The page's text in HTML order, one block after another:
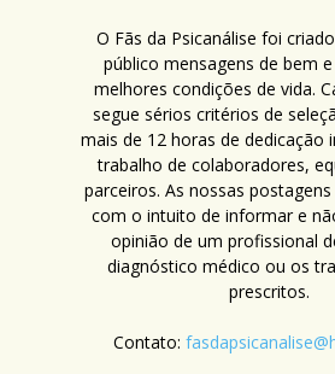
O Fãs da Psicanálise foi
público mensagens de bem
melhores condições de vida.
segue sérios critérios de
mais de 12 horas de dedicação
trabalho de colaboradores,
parceiros. As nossas
com o intuito de informar e
opinião de um profissional
diagnóstico médico ou os
prescritos.
Contato: